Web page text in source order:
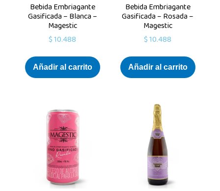
Bebida Embriagante
Gasificada – Blanca –
Magestic
$10.488
Añadir al carrito
Bebida Embriagante
Gasificada – Rosada –
Magestic
$10.488
Añadir al carrito